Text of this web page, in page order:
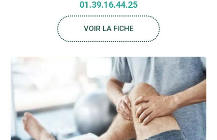
01.39.16.44.25
VOIR LA FICHE